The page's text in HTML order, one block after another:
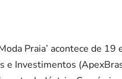
Praia’ acontece de
e Investimentos